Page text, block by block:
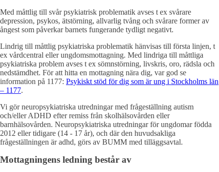
Med måttlig till svår psykiatrisk problematik avses t ex svårare
depression, psykos, ätstörning, allvarlig tvång och svårare former av
ångest som påverkar barnets fungerande tydligt negativt.
Lindrig till måttlig psykiatriska problematik hänvisas till första linjen, t
ex vårdcentral eller ungdomsmottagning. Med lindriga till måttliga
psykiatriska problem avses t ex sömnstörning, livskris, oro, rädsla och
nedstämdhet. För att hitta en mottagning nära dig, var god se
information på 1177: Psykiskt stöd för dig som är ung i Stockholms län
– 1177.
Vi gör neuropsykiatriska utredningar med frågeställning autism
och/eller ADHD efter remiss från skolhälsovården eller
barnhälsovården. Neuropsykiatriska utredningar för ungdomar födda
2012 eller tidigare (14 - 17 år), och där den huvudsakliga
frågeställningen är adhd, görs av BUMM med tilläggsavtal.
Mottagningens ledning består av